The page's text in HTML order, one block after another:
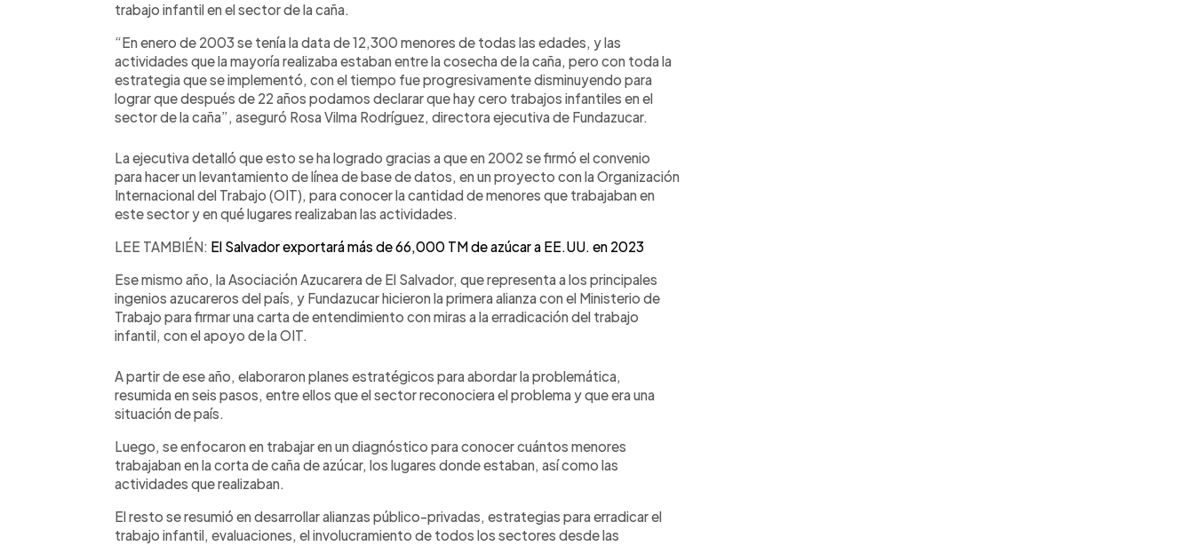
trabajo infantil en el sector de la caña.
“En enero de 2003 se tenía la data de 12,300 menores de todas las edades, y las
actividades que la mayoría realizaba estaban entre la cosecha de la caña, pero con toda la
estrategia que se implementó, con el tiempo fue progresivamente disminuyendo para
lograr que después de 22 años podamos declarar que hay cero trabajos infantiles en el
sector de la caña”, aseguró Rosa Vilma Rodríguez, directora ejecutiva de Fundazucar.
La ejecutiva detalló que esto se ha logrado gracias a que en 2002 se firmó el convenio
para hacer un levantamiento de línea de base de datos, en un proyecto con la Organización
Internacional del Trabajo (OIT), para conocer la cantidad de menores que trabajaban en
este sector y en qué lugares realizaban las actividades.
LEE TAMBIÉN: El Salvador exportará más de 66,000 TM de azúcar a EE.UU. en 2023
Ese mismo año, la Asociación Azucarera de El Salvador, que representa a los principales
ingenios azucareros del país, y Fundazucar hicieron la primera alianza con el Ministerio de
Trabajo para firmar una carta de entendimiento con miras a la erradicación del trabajo
infantil, con el apoyo de la OIT.
A partir de ese año, elaboraron planes estratégicos para abordar la problemática,
resumida en seis pasos, entre ellos que el sector reconociera el problema y que era una
situación de país.
Luego, se enfocaron en trabajar en un diagnóstico para conocer cuántos menores
trabajaban en la corta de caña de azúcar, los lugares donde estaban, así como las
actividades que realizaban.
El resto se resumió en desarrollar alianzas público-privadas, estrategias para erradicar el
trabajo infantil, evaluaciones, el involucramiento de todos los sectores desde las